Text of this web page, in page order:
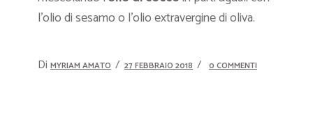
l’olio di sesamo o l’olio extravergine di oliva.
Di MYRIAM AMATO 27 FEBBRAIO 2018 0 COMMENTI